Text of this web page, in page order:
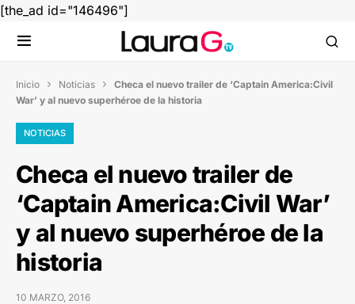
[the_ad id="146496"]
Inicio  Noticias  Checa el nuevo trailer de ‘Captain America:Civil
War’ y al nuevo superhéroe de la historia
NOTICIAS
Checa el nuevo trailer de
‘Captain America:Civil War’
y al nuevo superhéroe de la
historia
10 MARZO, 2016